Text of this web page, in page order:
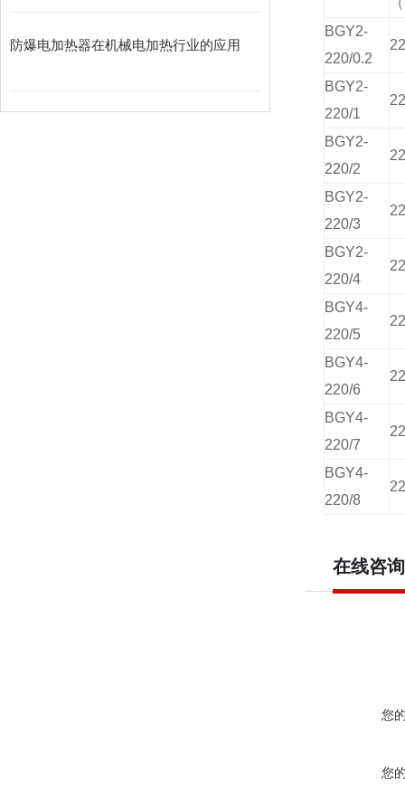
防爆电加热器在机械电加热行业的应用
BGY2-
220/0.2
BGY2-
220/1
BGY2-
220/2
BGY2-
220/3
BGY2-
220/4
BGY4-
220/5
BGY4-
220/6
BGY4-
220/7
BGY4-
220/8
在线咨询
您
您